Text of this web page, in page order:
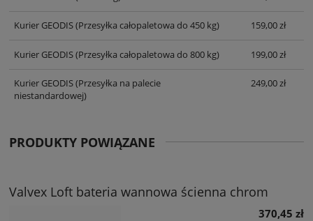
Kurier GEODIS(Przesyłka całopaletowa do 450 kg) 159,00 zł
Kurier GEODIS(Przesyłka całopaletowa do 800 kg) 199,00 zł
Kurier GEODIS(Przesyłka na palecie
niestandardowej)
249,00 zł
PRODUKTY POWIĄZANE
Valvex Loft bateria wannowa ścienna chrom
370,45 zł